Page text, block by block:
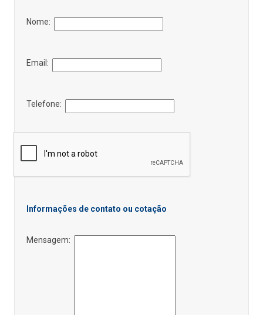
Nome:
Email:
Telefone:
Informações de contato ou cotação
Mensagem: